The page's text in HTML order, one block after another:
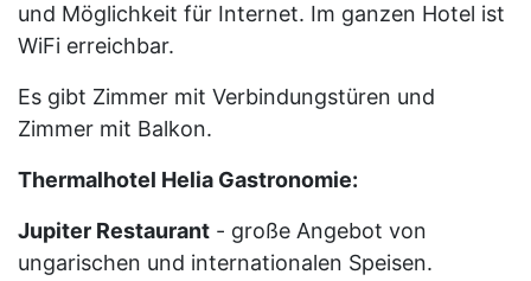
und Möglichkeit für Internet. Im ganzen Hotel ist
WiFi erreichbar.
Es gibt Zimmer mit Verbindungstüren und
Zimmer mit Balkon.
Thermalhotel Helia Gastronomie:
Jupiter Restaurant - große Angebot von
ungarischen und internationalen Speisen.